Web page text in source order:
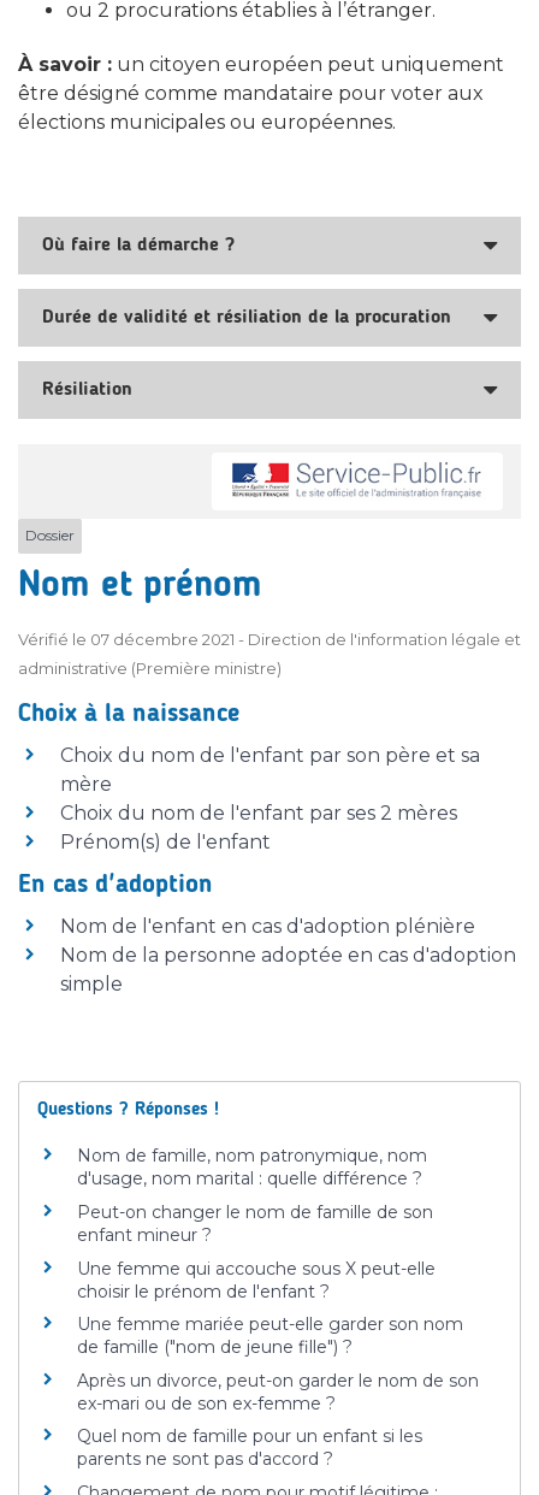
ou 2 procurations établies à l’étranger.
À savoir : un citoyen européen peut uniquement
être désigné comme mandataire pour voter aux
élections municipales ou européennes.
Où faire la démarche ?
Durée de validité et résiliation de la procuration
Résiliation
Dossier
Nom et prénom
Vérifié le 07 décembre 2021 - Direction de l'information légale et
administrative (Première ministre)
Choix à la naissance
Choix du nom de l'enfant par son père et sa
mère
Choix du nom de l'enfant par ses 2 mères
Prénom(s) de l'enfant
En cas d'adoption
Nom de l'enfant en cas d'adoption plénière
Nom de la personne adoptée en cas d'adoption
simple
Questions ? Réponses !
Nom de famille, nom patronymique, nom
d'usage, nom marital : quelle différence ?
Peut-on changer le nom de famille de son
enfant mineur ?
Une femme qui accouche sous X peut-elle
choisir le prénom de l'enfant ?
Une femme mariée peut-elle garder son nom
de famille ("nom de jeune fille") ?
Après un divorce, peut-on garder le nom de son
ex-mari ou de son ex-femme ?
Quel nom de famille pour un enfant si les
parents ne sont pas d'accord ?